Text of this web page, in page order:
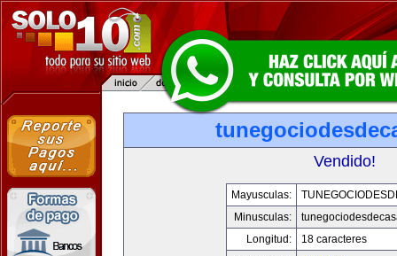
Vendido!
Mayusculas:
Minusculas:
Longitud:
18 caracteres